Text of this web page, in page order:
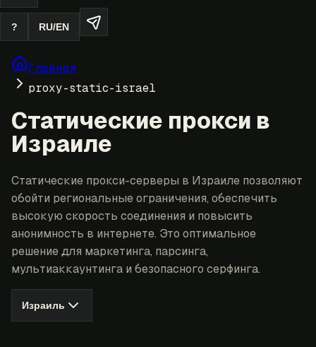
? RU/EN
Главная
proxy-static-israel
Статические прокси в
Израиле
Статические прокси-серверы в Израиле позволяют
обойти региональные ограничения, обеспечить
высокую скорость соединения и повысить
анонимность в интернете. Это оптимальное
решение для маркетинга, парсинга,
мультиаккаунтинга и безопасного серфинга.
Израиль